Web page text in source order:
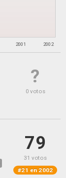
2001 2002
?
0 votos
79
31 votos
#21 en 2002